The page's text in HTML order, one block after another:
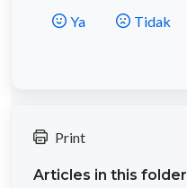
Tidak
Ya
Print
Articles in this folder